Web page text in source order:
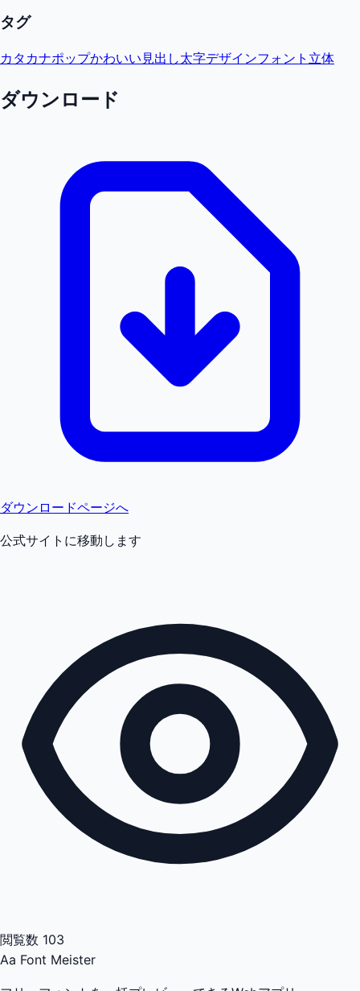
タグ
カタカナポップかわいい 見出し太字デザインフォント 立体
ダウンロード
ダウンロードページへ
公式サイトに移動します
閲覧数 103
Aa Font Meister